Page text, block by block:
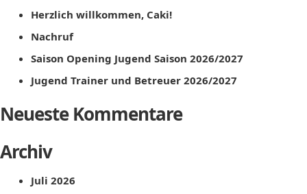
Herzlich willkommen, Caki!
Nachruf
Saison Opening Jugend Saison 2026/2027
Jugend Trainer und Betreuer 2026/2027
Neueste Kommentare
Archiv
Juli 2026